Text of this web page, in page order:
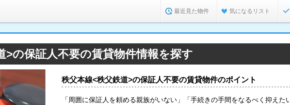
最近見た物件 気になるリスト
>の保証人不要の賃貸物件情報を探す
秩父本線<秩父鉄道>の保証人不要の賃貸物件のポイント
「周囲に保証人を頼める親族がいない」「手続きの手間をなるべく抑えた